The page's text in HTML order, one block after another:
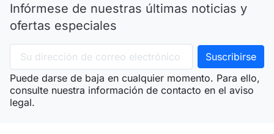
Infórmese de nuestras últimas noticias y
ofertas especiales
Puede darse de baja en cualquier momento. Para ello,
consulte nuestra información de contacto en el aviso
legal.